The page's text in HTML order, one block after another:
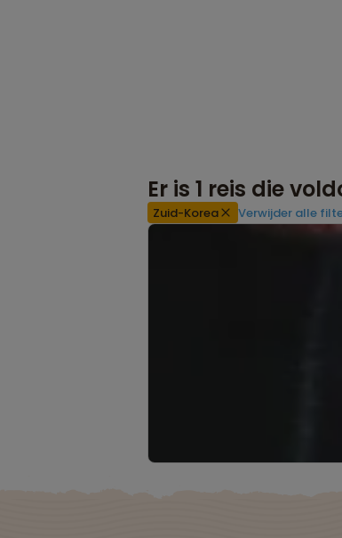
Er is1 reis die
Zuid-Korea Verwijder alle